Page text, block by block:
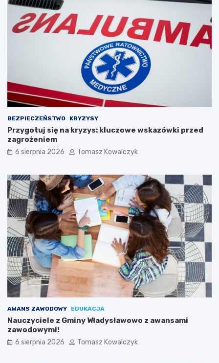
BEZPIECZEŃSTWO KRYZYSY
Przygotuj się na kryzys: kluczowe wskazówki przed
zagrożeniem
6 sierpnia 2026 Tomasz Kowalczyk
AWANS ZAWODOWY EDUKACJA
Nauczyciele z Gminy Władysławowo z awansami
zawodowymi!
6 sierpnia 2026 Tomasz Kowalczyk